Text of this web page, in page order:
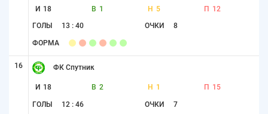
И 18 В 1 Н 5 П 12
ГОЛЫ 13 : 40 ОЧКИ 8
ФОРМА
16 ФК Спутник
И 18 В 2 Н 1 П 15
ГОЛЫ 12 : 46 ОЧКИ 7